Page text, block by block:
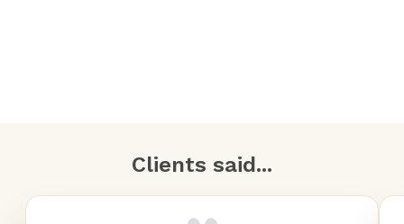
Clients said...